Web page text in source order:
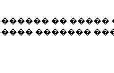
�� �����
�������